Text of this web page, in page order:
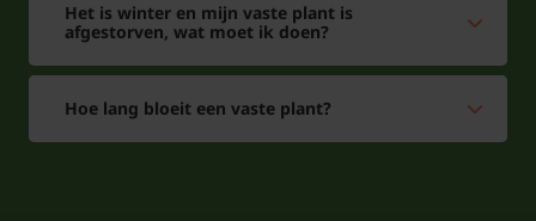
Het is winter en mijn vaste plant is
afgestorven, wat moet ik doen?
Hoe lang bloeit een vaste plant?